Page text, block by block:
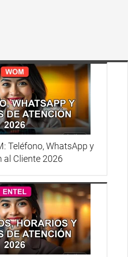
Teléfono, WhatsApp y
al Cliente 2026